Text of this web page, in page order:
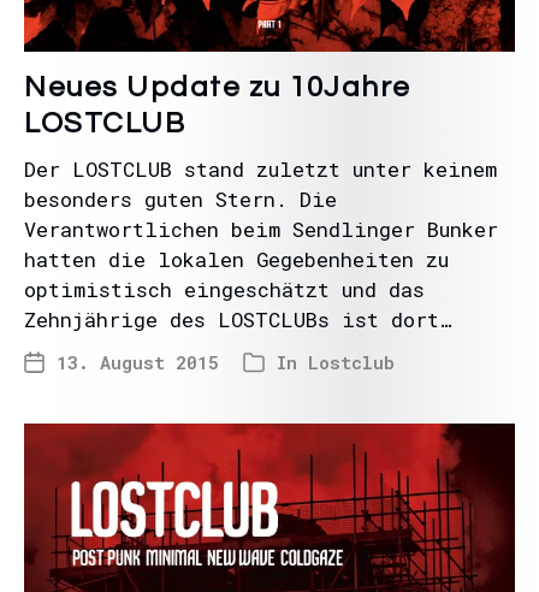
Neues Update zu 10Jahre
LOSTCLUB
Der LOSTCLUB stand zuletzt unter keinem
besonders guten Stern. Die
Verantwortlichen beim Sendlinger Bunker
hatten die lokalen Gegebenheiten zu
optimistisch eingeschätzt und das
Zehnjährige des LOSTCLUBs ist dort…
13. August 2015 In Lostclub